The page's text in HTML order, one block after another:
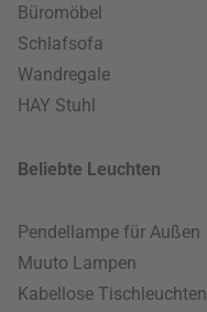
Büromöbel
Schlafsofa
Wandregale
HAY Stuhl
Beliebte Leuchten
Pendellampe für Außen
Muuto Lampen
Kabellose Tischleuchten